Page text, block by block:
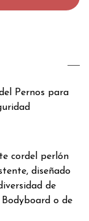
Pernos para
cordel perlón
diseñado
de
o de